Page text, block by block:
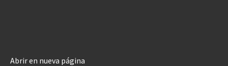
Abrir en nueva página